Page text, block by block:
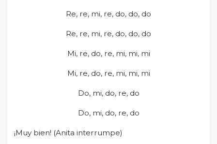
Re, re, mi, re, do, do, do
Re, re, mi, re, do, do, do
Mi, re, do, re, mi, mi, mi
Mi, re, do, re, mi, mi, mi
Do, mi, do, re, do
Do, mi, do, re, do
¡Muy bien! (Anita interrumpe)